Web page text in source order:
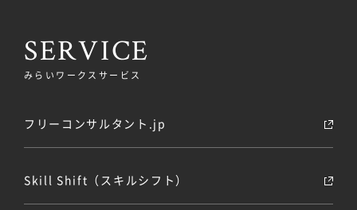
SERVICE
みらいワークスサービス
フリーコンサルタント.jp
Skill Shift（スキルシフト）